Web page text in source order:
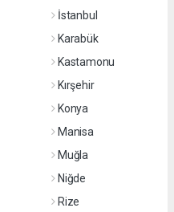
İstanbul
Karabük
Kastamonu
Kırşehir
Konya
Manisa
Muğla
Niğde
Rize